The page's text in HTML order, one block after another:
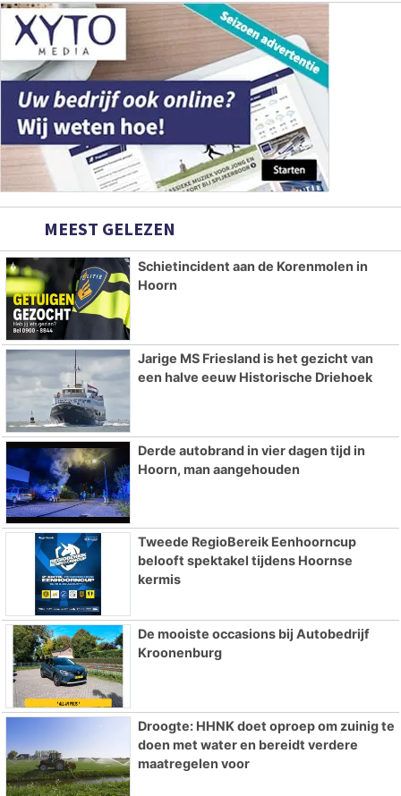
MEEST GELEZEN
Schietincident aan de Korenmolen in
Hoorn
Jarige MS Friesland is het gezicht van
een halve eeuw Historische Driehoek
Derde autobrand in vier dagen tijd in
Hoorn, man aangehouden
Tweede RegioBereik Eenhoorncup
belooft spektakel tijdens Hoornse
kermis
De mooiste occasions bij Autobedrijf
Kroonenburg
Droogte: HHNK doet oproep om zuinig te
doen met water en bereidt verdere
maatregelen voor